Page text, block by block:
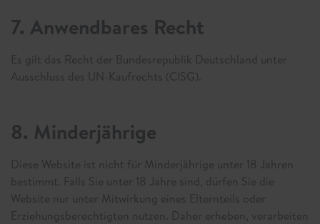
7. Anwendbares Recht
Es gilt das Recht der Bundesrepublik Deutschland unter
Ausschluss des UN-Kaufrechts (CISG).
8. Minderjährige
Diese Website ist nicht für Minderjährige unter 18 Jahren
bestimmt. Falls Sie unter 18 Jahre sind, dürfen Sie die
Website nur unter Mitwirkung eines Elternteils oder
Erziehungsberechtigten nutzen. Daher erheben, verarbeiten